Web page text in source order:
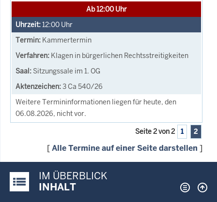
Ab 12:00 Uhr
12:00 Uhr
Kammertermin
Klagen in bürgerlichen Rechtsstreitigkeiten
Sitzungssale im 1. OG
3 Ca 540/26
Weitere Termininformationen liegen für heute, den
06.08.2026, nicht vor.
Seite 2 von 2 1 2
[Alle Termine auf einer Seite darstellen ]
Justiz-Portal im Überblick:
IM ÜBERBLICK
INHALT